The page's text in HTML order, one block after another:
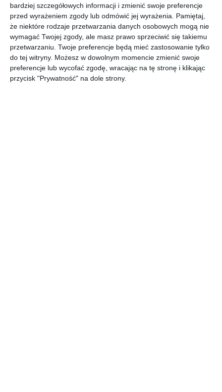
bardziej szczegółowych informacji i zmienić swoje preferencje
przed wyrażeniem zgody lub odmówić jej wyrażenia. Pamiętaj,
że niektóre rodzaje przetwarzania danych osobowych mogą nie
wymagać Twojej zgody, ale masz prawo sprzeciwić się takiemu
przetwarzaniu. Twoje preferencje będą mieć zastosowanie tylko
do tej witryny. Możesz w dowolnym momencie zmienić swoje
preferencje lub wycofać zgodę, wracając na tę stronę i klikając
przycisk "Prywatność" na dole strony.
AUTOR:Home Sweet Home PR
DODAJ DO ULUBIONYCH
UDOSTĘPNIJ
Pozostałe zdjęcia w projekcie:Jak smakuje obiad w raju?
Warto sprawdzić, a przed degustacją docenić aranżację